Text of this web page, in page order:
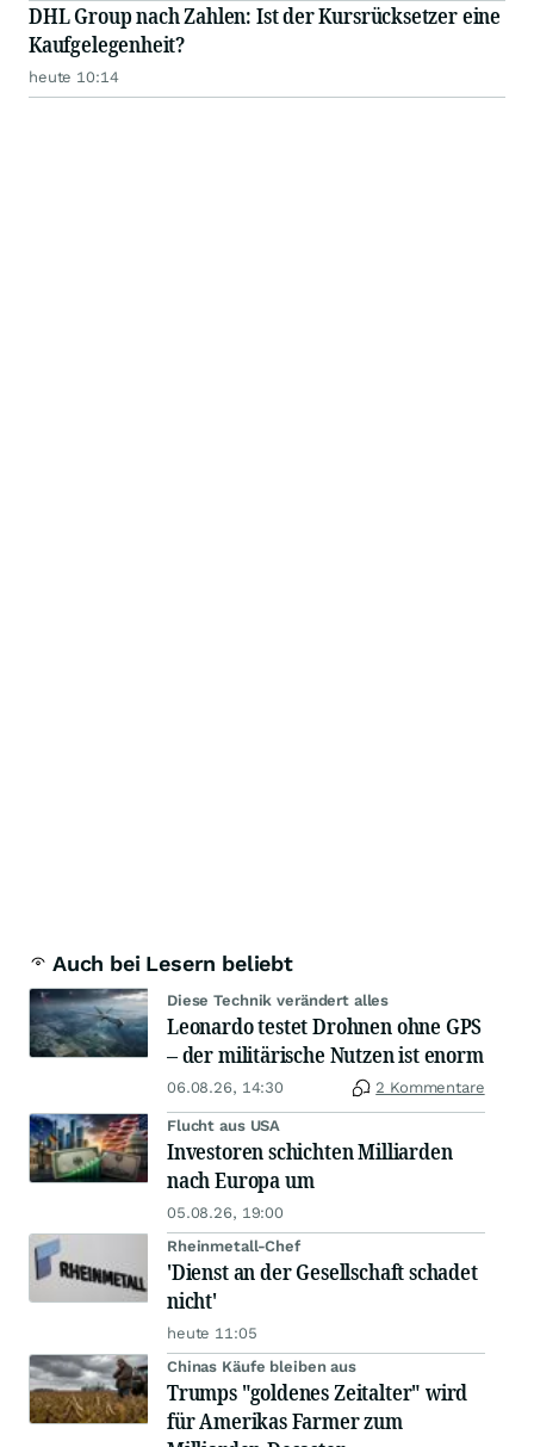
DHL Group nach Zahlen: Ist der Kursrücksetzer eine
Kaufgelegenheit?
heute 10:14
Auch bei Lesern beliebt
Diese Technik verändert alles
Leonardo testet Drohnen ohne GPS
– der militärische Nutzen ist enorm
06.08.26, 14:30 2 Kommentare
Flucht aus USA
Investoren schichten Milliarden
nach Europa um
05.08.26, 19:00
Rheinmetall-Chef
'Dienst an der Gesellschaft schadet
nicht'
heute 11:05
Chinas Käufe bleiben aus
Trumps "goldenes Zeitalter" wird
für Amerikas Farmer zum